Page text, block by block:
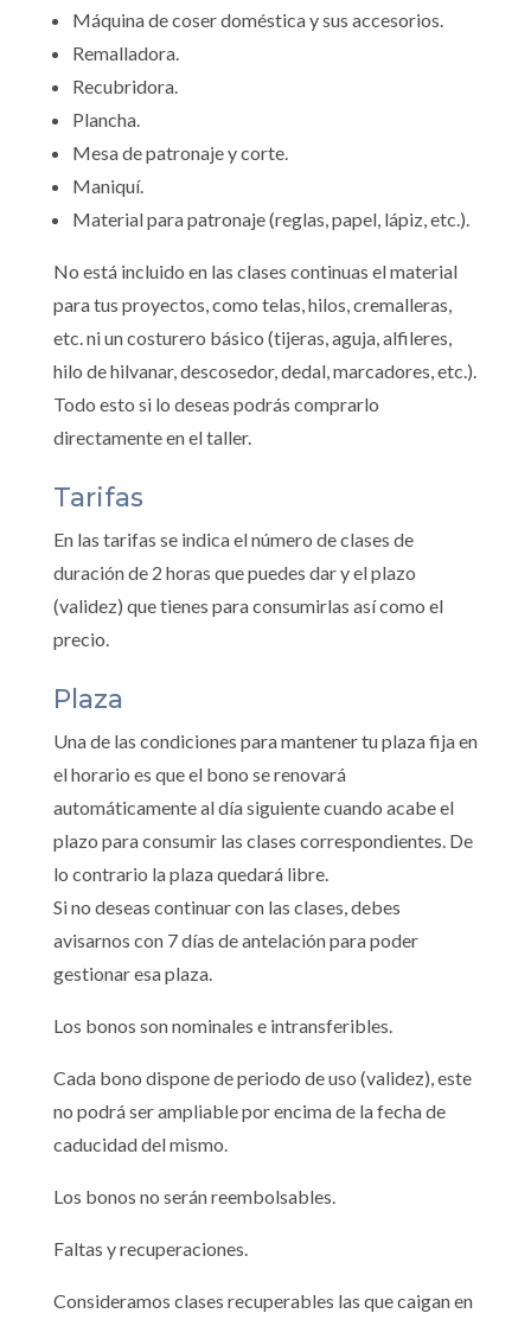
Máquina de coser doméstica y sus accesorios.
Remalladora.
Recubridora.
Plancha.
Mesa de patronaje y corte.
Maniquí.
Material para patronaje (reglas, papel, lápiz, etc.).
No está incluido en las clases continuas el material
para tus proyectos, como telas, hilos, cremalleras,
etc. ni un costurero básico (tijeras, aguja, alfileres,
hilo de hilvanar, descosedor, dedal, marcadores, etc.).
Todo esto si lo deseas podrás comprarlo
directamente en el taller.
Tarifas
En las tarifas se indica el número de clases de
duración de 2 horas que puedes dar y el plazo
(validez) que tienes para consumirlas así como el
precio.
Plaza
Una de las condiciones para mantener tu plaza fija en
el horario es que el bono se renovará
automáticamente al día siguiente cuando acabe el
plazo para consumir las clases correspondientes. De
lo contrario la plaza quedará libre.
Si no deseas continuar con las clases, debes
avisarnos con 7 días de antelación para poder
gestionar esa plaza.
Los bonos son nominales e intransferibles.
Cada bono dispone de periodo de uso (validez), este
no podrá ser ampliable por encima de la fecha de
caducidad del mismo.
Los bonos no serán reembolsables.
Faltas y recuperaciones.
Consideramos clases recuperables las que caigan en